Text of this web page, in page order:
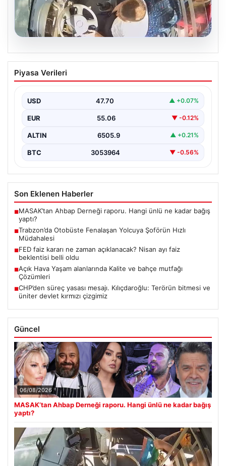
Trabzon’da Otobüste Fenalaşan
Yolcuya Şoförün Hızlı Müdahalesi
yaşındaki yolcu Hasan Öner’in hayatı, şoför Sinan
Erdoğan’ın…
Piyasa Verileri
USD 47.70 ▲ +0.07%
EUR 55.06 ▼ -0.12%
ALTIN 6505.9 ▲ +0.21%
BTC 3053964 ▼ -0.56%
Son Eklenen Haberler
■MASAK’tan Ahbap Derneği raporu. Hangi ünlü ne kadar bağış
yaptı?
■Trabzon’da Otobüste Fenalaşan Yolcuya Şoförün Hızlı
Müdahalesi
■FED faiz kararı ne zaman açıklanacak? Nisan ayı faiz
beklentisi belli oldu
■Açık Hava Yaşam alanlarında Kalite ve bahçe mutfağı
Çözümleri
■CHP’den süreç yasası mesajı. Kılıçdaroğlu: Terörün bitmesi ve
üniter devlet kırmızı çizgimiz
Güncel
06/08/2026
MASAK’tan Ahbap Derneği raporu. Hangi ünlü ne kadar bağış
yaptı?